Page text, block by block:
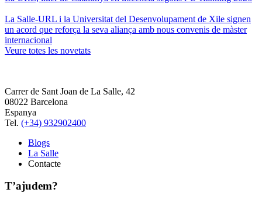
La Salle-URL i la Universitat del Desenvolupament de Xile signen
un acord que reforça la seva aliança amb nous convenis de màster
internacional
Veure totes les novetats
Carrer de Sant Joan de La Salle, 42
08022 Barcelona
Espanya
Tel. (+34) 932902400
Blogs
La Salle
Contacte
T’ajudem?